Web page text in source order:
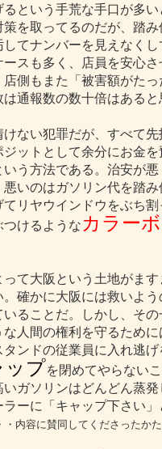
という手荒な手口が多
を取ってるのだが、踏
てナンバーを見えなく
スも多く、店員を安心
側もまた「被害額がた
通報数の数十倍はある
ない犯罪だが、すべて
ットとして余分にお金
う方法である。治安が
いのはガソリン代を踏
リヤウインドウをぶち
つけるような カラー
て大阪という土地がま
確かに大阪には救いよ
いることだ。しかし、そ
人間の権利を守るため
ンドの従業員に入れ逃
ップを閉めてやらない
ガソリンはどんどん蒸
ラーに「キャップ下さい
・内容に賛同してくださったか